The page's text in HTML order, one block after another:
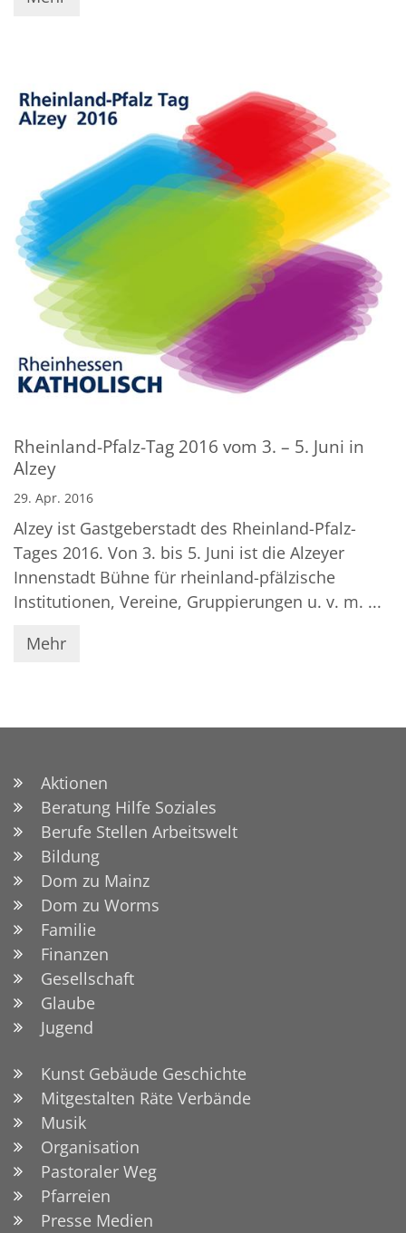
Rheinland-Pfalz-Tag 2016 vom 3. – 5. Juni in
Alzey
29. Apr. 2016
Alzey ist Gastgeberstadt des Rheinland-Pfalz-
Tages 2016. Von 3. bis 5. Juni ist die Alzeyer
Innenstadt Bühne für rheinland-pfälzische
Institutionen, Vereine, Gruppierungen u. v. m. ...
Mehr
Aktionen
Beratung Hilfe Soziales
Berufe Stellen Arbeitswelt
Bildung
Dom zu Mainz
Dom zu Worms
Familie
Finanzen
Gesellschaft
Glaube
Jugend
Kunst Gebäude Geschichte
Mitgestalten Räte Verbände
Musik
Organisation
Pastoraler Weg
Pfarreien
Presse Medien